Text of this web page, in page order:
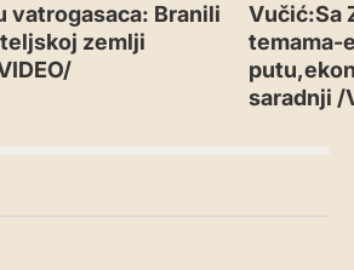
vatrogasaca: Branili
zemlji
Vučić:Sa
temama-
saradnji /